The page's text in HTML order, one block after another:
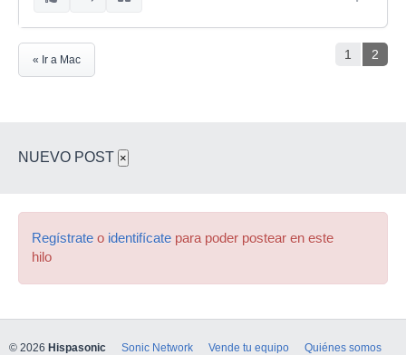
1 2
« Ir a Mac
NUEVO POST ×
Regístrate o identifícate para poder postear en este
hilo
© 2026 Hispasonic Sonic Network Vende tu equipo Quiénes somos